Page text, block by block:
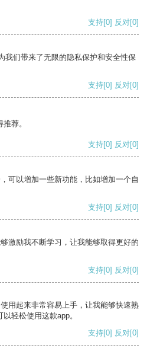
支持[0] 反对[0]
我们带来了无限的隐私保护和安全性保
支持[0] 反对[0]
荐。
支持[0] 反对[0]
可以增加一些新功能，比如增加一个自
支持[0] 反对[0]
激励我不断学习，让我能够取得更好的
支持[0] 反对[0]
用起来非常容易上手，让我能够快速熟
轻松使用这款app。
支持[0] 反对[0]